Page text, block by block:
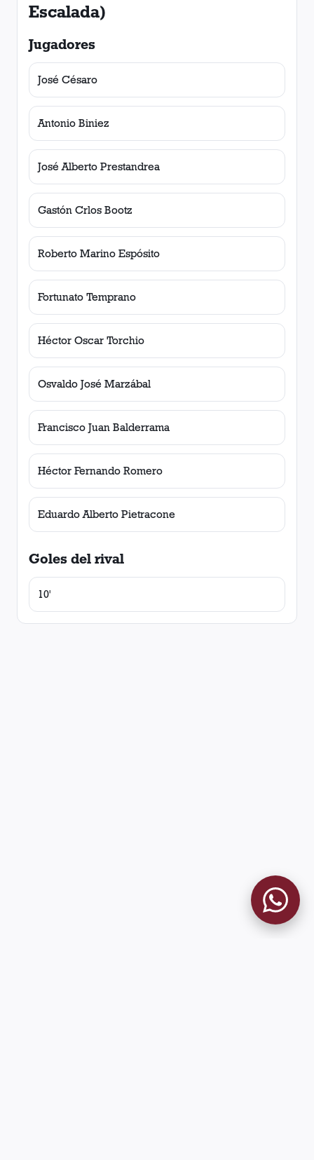
Escalada)
Jugadores
José Césaro
Antonio Biniez
José Alberto Prestandrea
Gastón Crlos Bootz
Roberto Marino Espósito
Fortunato Temprano
Héctor Oscar Torchio
Osvaldo José Marzábal
Francisco Juan Balderrama
Héctor Fernando Romero
Eduardo Alberto Pietracone
Goles del rival
10'